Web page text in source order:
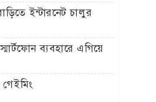
ইন্টারনেট চালুর
ব্যবহারে এগিয়ে